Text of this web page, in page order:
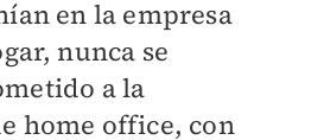
en la empresa
nunca se
a la
home office, con